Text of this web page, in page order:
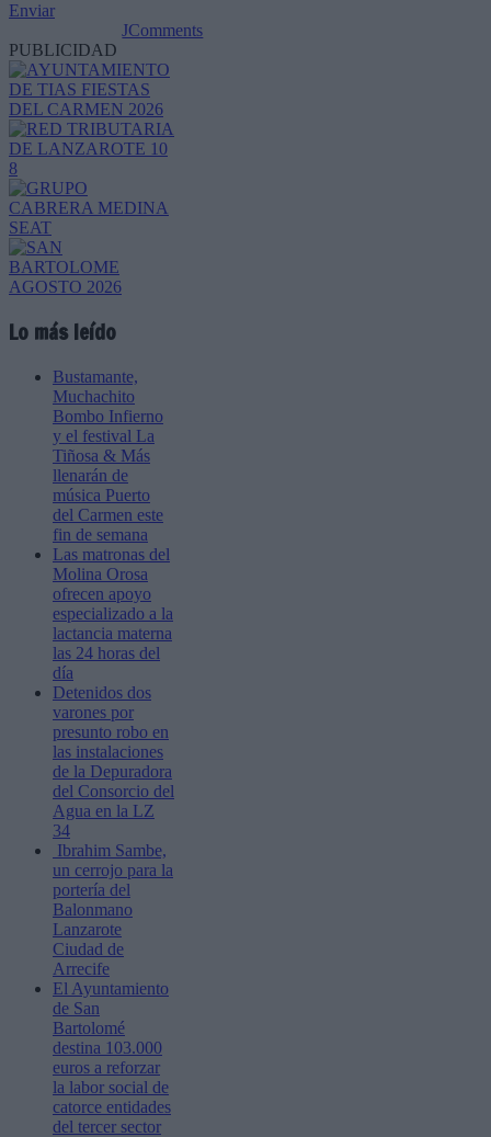
Enviar
JComments
PUBLICIDAD
Lo más leído
Bustamante,
Muchachito
Bombo Infierno
y el festival La
Tiñosa & Más
llenarán de
música Puerto
del Carmen este
fin de semana
Las matronas del
Molina Orosa
ofrecen apoyo
especializado a la
lactancia materna
las 24 horas del
día
Detenidos dos
varones por
presunto robo en
las instalaciones
de la Depuradora
del Consorcio del
Agua en la LZ
34
Ibrahim Sambe,
un cerrojo para la
portería del
Balonmano
Lanzarote
Ciudad de
Arrecife
El Ayuntamiento
de San
Bartolomé
destina 103.000
euros a reforzar
la labor social de
catorce entidades
del tercer sector